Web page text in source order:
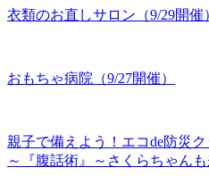
衣類のお直しサロン（9/29開催
おもちゃ病院（9/27開催）
親子で備えよう！エコde防
～『腹話術』～さくらちゃん